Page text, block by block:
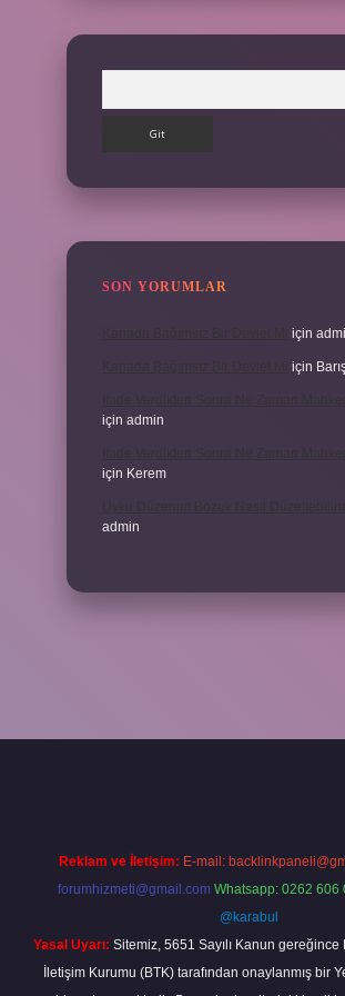
SON YORUMLAR
için
için
için admin
için Kerem
admin
Reklam ve İletişim: E-mail:
forumhizmeti@gmail.com Whatsapp: 0262 606
@karabul
Yasal Uyarı: Sitemiz, 5651 Sayılı Kanun
İletişim Kurumu (BTK) tarafından onaylanmış bir